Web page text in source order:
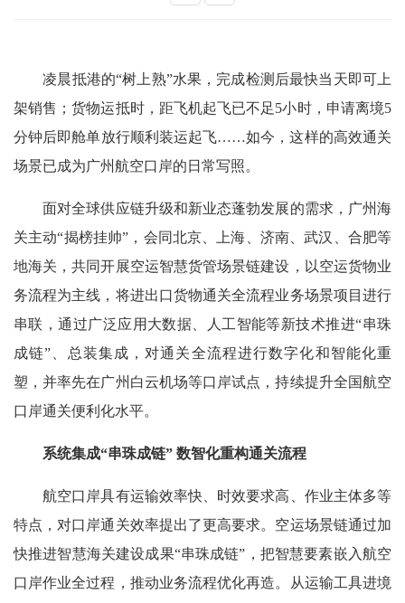
凌晨抵港的“树上熟”水果，完成检测后最快当天即可上
架销售；货物运抵时，距飞机起飞已不足5小时，申请离境5
分钟后即舱单放行顺利装运起飞……如今，这样的高效通关
场景已成为广州航空口岸的日常写照。
面对全球供应链升级和新业态蓬勃发展的需求，广州海
关主动“揭榜挂帅”，会同北京、上海、济南、武汉、合肥等
地海关，共同开展空运智慧货管场景链建设，以空运货物业
务流程为主线，将进出口货物通关全流程业务场景项目进行
串联，通过广泛应用大数据、人工智能等新技术推进“串珠
成链”、总装集成，对通关全流程进行数字化和智能化重
塑，并率先在广州白云机场等口岸试点，持续提升全国航空
口岸通关便利化水平。
系统集成“串珠成链” 数智化重构通关流程
航空口岸具有运输效率快、时效要求高、作业主体多等
特点，对口岸通关效率提出了更高要求。空运场景链通过加
快推进智慧海关建设成果“串珠成链”，把智慧要素嵌入航空
口岸作业全过程，推动业务流程优化再造。从运输工具进境